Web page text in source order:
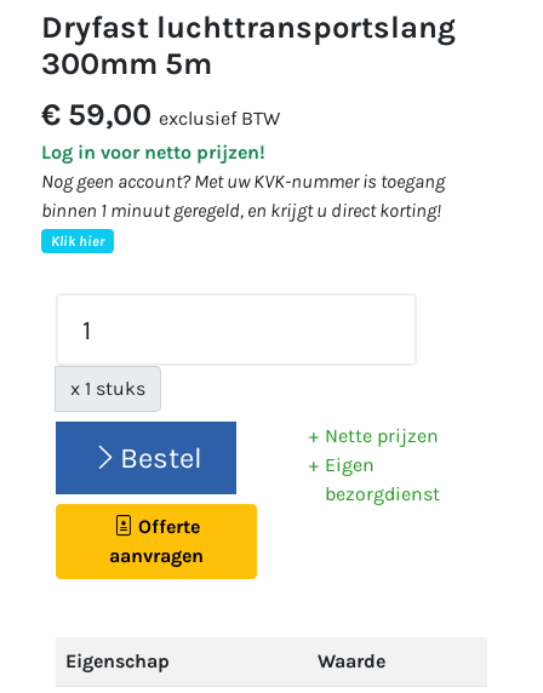
dryfast luchttransportslang
300mm 5m
€ 59,00 exclusief BTW
Log in voor netto prijzen!
Nog geen account? Met uw KVK-nummer is toegang
binnen 1 minuut geregeld, en krijgt u direct korting!
Klik hier
x 1 stuks
Bestel
Offerte
aanvragen
Nette prijzen
Eigen
bezorgdienst
Eigenschap Waarde